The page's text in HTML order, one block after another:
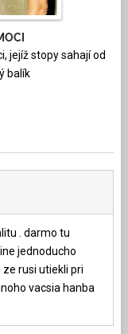
jejíž stopy sahají od
balík
. darmo tu
jednoducho
rusi utiekli pri
vacsia hanba